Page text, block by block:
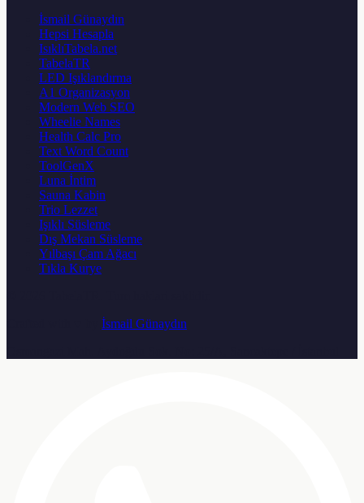
İsmail Günaydın
Hepsi Hesapla
IsıklıTabela.net
TabelaTR
LED Işıklandırma
A1 Organizasyon
Modern Web SEO
Wheelie Names
Health Calc Pro
Text Word Count
ToolGenX
Luna İntim
Sauna Kabin
Trio Lezzet
Işıklı Süsleme
Dış Mekan Süsleme
Yılbaşı Çam Ağacı
Tıkla Kurye
İsmail Günaydın